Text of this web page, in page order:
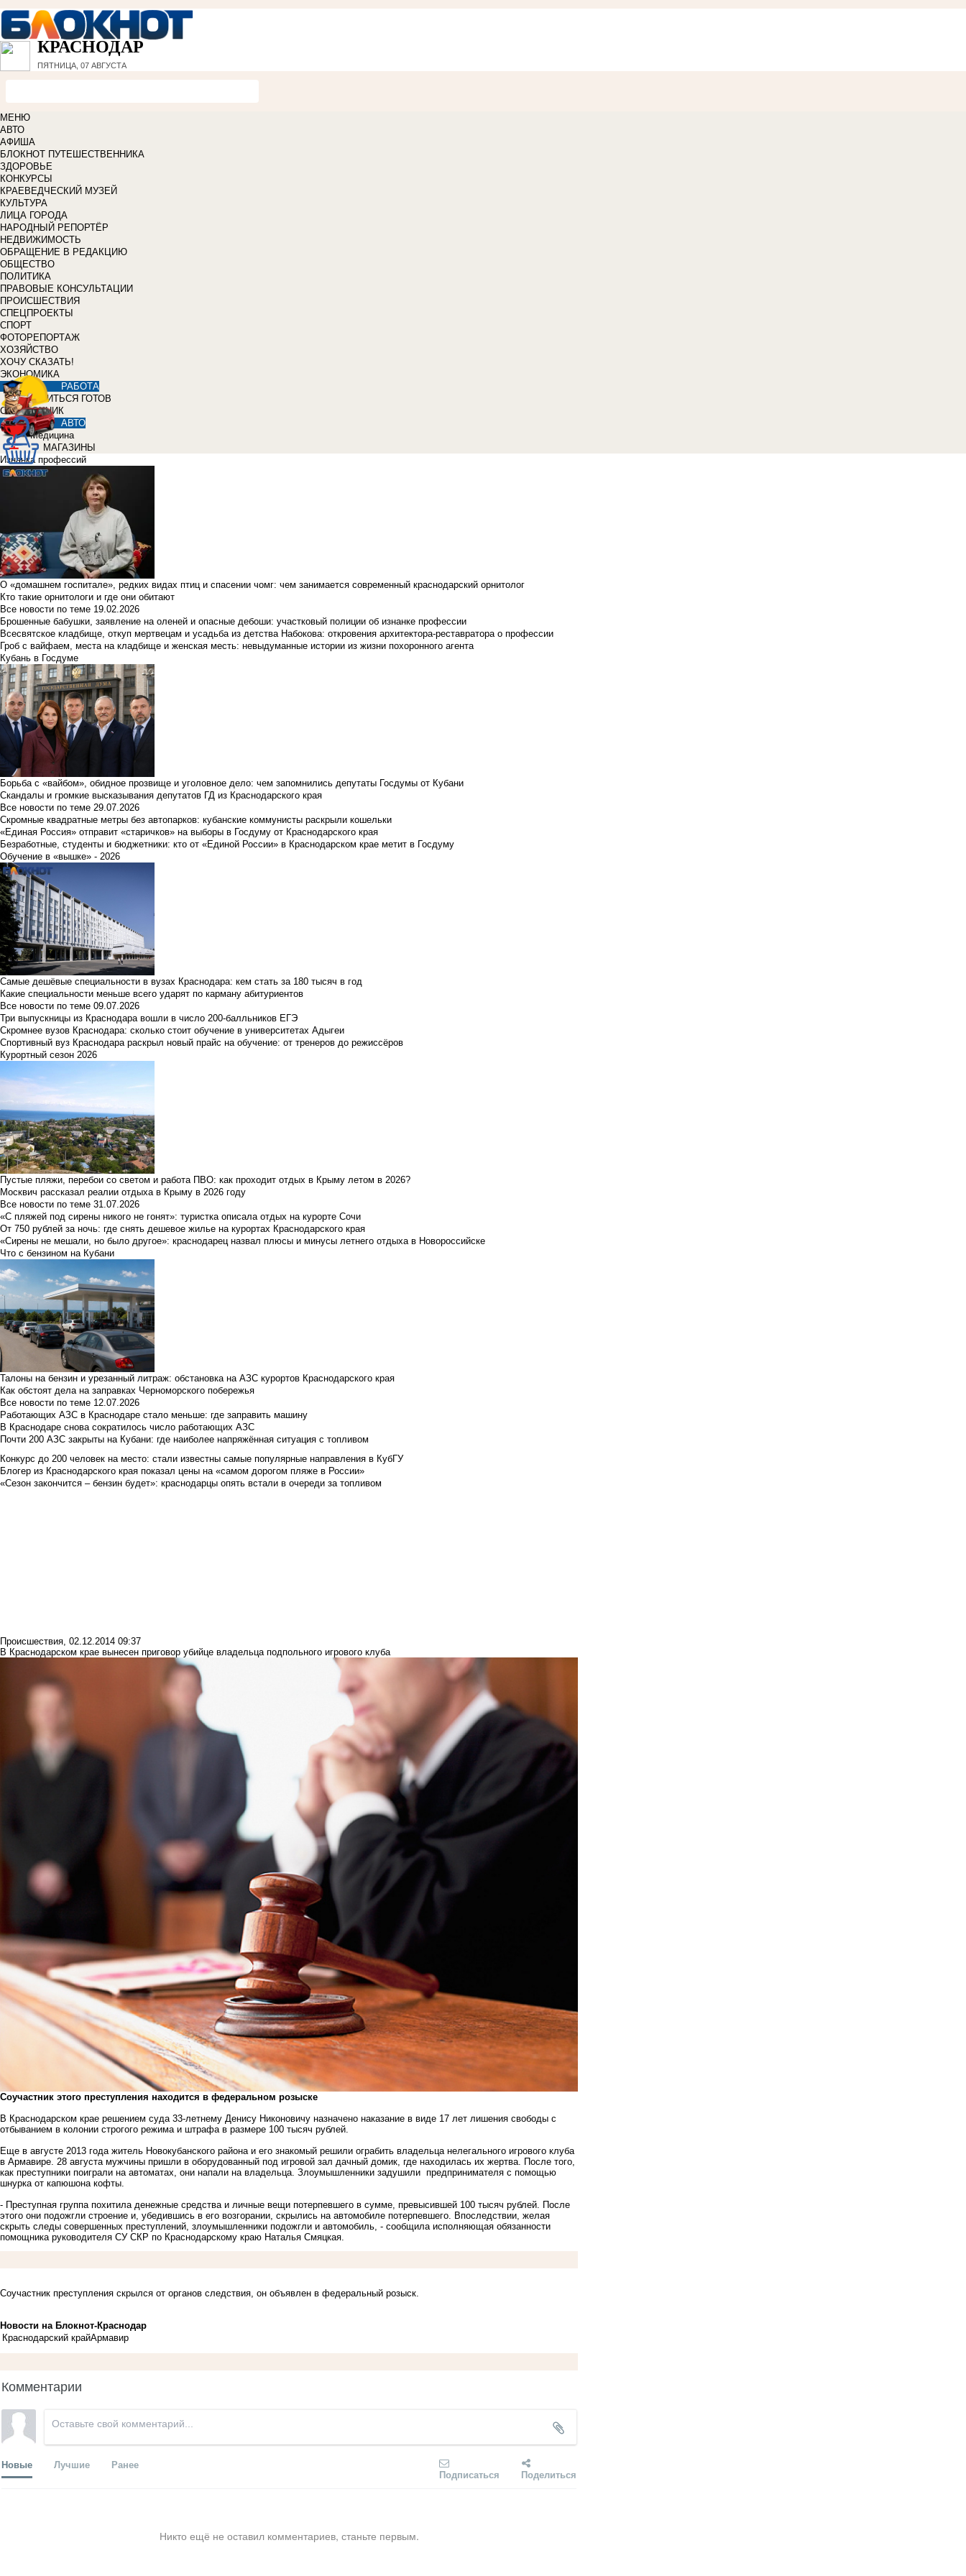
КРАСНОДАР
ПЯТНИЦА, 07 АВГУСТА
МЕНЮ
АВТО
АФИША
БЛОКНОТ ПУТЕШЕСТВЕННИКА
ЗДОРОВЬЕ
КОНКУРСЫ
КРАЕВЕДЧЕСКИЙ МУЗЕЙ
КУЛЬТУРА
ЛИЦА ГОРОДА
НАРОДНЫЙ РЕПОРТЁР
НЕДВИЖИМОСТЬ
ОБРАЩЕНИЕ В РЕДАКЦИЮ
ОБЩЕСТВО
ПОЛИТИКА
ПРАВОВЫЕ КОНСУЛЬТАЦИИ
ПРОИСШЕСТВИЯ
СПЕЦПРОЕКТЫ
СПОРТ
ФОТОРЕПОРТАЖ
ХОЗЯЙСТВО
ХОЧУ СКАЗАТЬ!
ЭКОНОМИКА
РАБОТА
УЧИТЬСЯ ГОТОВ
СПРАВОЧНИК
АВТО
Медицина
МАГАЗИНЫ
Изнанка профессий
О «домашнем госпитале», редких видах птиц и спасении чомг: чем занимается современный краснодарский орнитолог
Кто такие орнитологи и где они обитают
Все новости по теме 19.02.2026
Брошенные бабушки, заявление на оленей и опасные дебоши: участковый полиции об изнанке профессии
Всесвятское кладбище, откуп мертвецам и усадьба из детства Набокова: откровения архитектора-реставратора о профессии
Гроб с вайфаем, места на кладбище и женская месть: невыдуманные истории из жизни похоронного агента
Кубань в Госдуме
Борьба с «вайбом», обидное прозвище и уголовное дело: чем запомнились депутаты Госдумы от Кубани
Скандалы и громкие высказывания депутатов ГД из Краснодарского края
Все новости по теме 29.07.2026
Скромные квадратные метры без автопарков: кубанские коммунисты раскрыли кошельки
«Единая Россия» отправит «старичков» на выборы в Госдуму от Краснодарского края
Безработные, студенты и бюджетники: кто от «Единой России» в Краснодарском крае метит в Госдуму
Обучение в «вышке» - 2026
Самые дешёвые специальности в вузах Краснодара: кем стать за 180 тысяч в год
Какие специальности меньше всего ударят по карману абитуриентов
Все новости по теме 09.07.2026
Три выпускницы из Краснодара вошли в число 200-балльников ЕГЭ
Скромнее вузов Краснодара: сколько стоит обучение в университетах Адыгеи
Спортивный вуз Краснодара раскрыл новый прайс на обучение: от тренеров до режиссёров
Курортный сезон 2026
Пустые пляжи, перебои со светом и работа ПВО: как проходит отдых в Крыму летом в 2026?
Москвич рассказал реалии отдыха в Крыму в 2026 году
Все новости по теме 31.07.2026
«С пляжей под сирены никого не гонят»: туристка описала отдых на курорте Сочи
От 750 рублей за ночь: где снять дешевое жилье на курортах Краснодарского края
«Сирены не мешали, но было другое»: краснодарец назвал плюсы и минусы летнего отдыха в Новороссийске
Что с бензином на Кубани
Талоны на бензин и урезанный литраж: обстановка на АЗС курортов Краснодарского края
Как обстоят дела на заправках Черноморского побережья
Все новости по теме 12.07.2026
Работающих АЗС в Краснодаре стало меньше: где заправить машину
В Краснодаре снова сократилось число работающих АЗС
Почти 200 АЗС закрыты на Кубани: где наиболее напряжённая ситуация с топливом
Конкурс до 200 человек на место: стали известны самые популярные направления в КубГУ
Блогер из Краснодарского края показал цены на «самом дорогом пляже в России»
«Сезон закончится – бензин будет»: краснодарцы опять встали в очереди за топливом
Происшествия, 02.12.2014 09:37
В Краснодарском крае вынесен приговор убийце владельца подпольного игрового клуба
Соучастник этого преступления находится в федеральном розыске
В Краснодарском крае решением суда 33-летнему Денису Никоновичу назначено наказание в виде 17 лет лишения свободы с
отбыванием в колонии строгого режима и штрафа в размере 100 тысяч рублей.
Еще в августе 2013 года житель Новокубанского района и его знакомый решили ограбить владельца нелегального игрового клуба
в Армавире. 28 августа мужчины пришли в оборудованный под игровой зал дачный домик, где находилась их жертва. После того,
как преступники поиграли на автоматах, они напали на владельца. Злоумышленники задушили предпринимателя с помощью
шнурка от капюшона кофты.
- Преступная группа похитила денежные средства и личные вещи потерпевшего в сумме, превысившей 100 тысяч рублей. После
этого они подожгли строение и, убедившись в его возгорании, скрылись на автомобиле потерпевшего. Впоследствии, желая
скрыть следы совершенных преступлений, злоумышленники подожгли и автомобиль, - сообщила исполняющая обязанности
помощника руководителя СУ СКР по Краснодарскому краю Наталья Смяцкая.
Соучастник преступления скрылся от органов следствия, он объявлен в федеральный розыск.
Новости на Блoкнoт-Краснодар
Краснодарский крайАрмавир
Комментарии
Новые Лучшие Ранее
Подписаться Поделиться
Никто ещё не оставил комментариев, станьте первым.